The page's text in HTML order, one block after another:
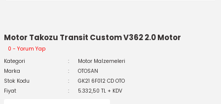
Motor Takozu Transit Custom V362 2.0 Motor
0 - Yorum Yap
Kategori
Motor Malzemeleri
Marka
OTOSAN
Stok Kodu
GK21 6F012 CD OTO
Fiyat
5.332,50 TL + KDV